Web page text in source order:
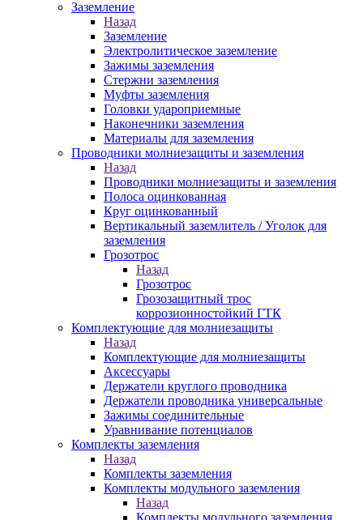
Заземление
Назад
Заземление
Электролитическое заземление
Зажимы заземления
Стержни заземления
Муфты заземления
Головки удароприемные
Наконечники заземления
Материалы для заземления
Проводники молниезащиты и заземления
Назад
Проводники молниезащиты и заземления
Полоса оцинкованная
Круг оцинкованный
Вертикальный заземлитель / Уголок для
заземления
Грозотрос
Назад
Грозотрос
Грозозащитный трос
коррозионностойкий ГТК
Комплектующие для молниезащиты
Назад
Комплектующие для молниезащиты
Аксессуары
Держатели круглого проводника
Держатели проводника универсальные
Зажимы соединительные
Уравнивание потенциалов
Комплекты заземления
Назад
Комплекты заземления
Комплекты модульного заземления
Назад
Комплекты модульного заземления